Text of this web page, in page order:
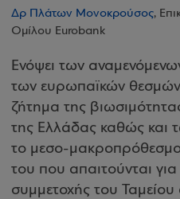
Δρ Πλάτων Μονοκρούσος,
Ομίλου Eurobank
Ενόψει των
των ευρωπαϊκών
ζήτημα της
της Ελλάδας καθώς και
το μεσο-
του που απαιτούνται
συμμετοχής του